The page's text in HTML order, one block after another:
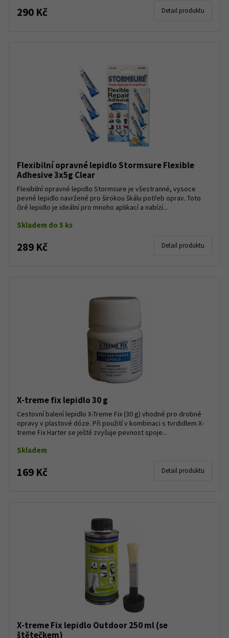
290 Kč Detail produktu
Flexibilní opravné lepidlo Stormsure Flexible
Adhesive 3x5g Clear
Flexibilní opravné lepidlo Stormsure je všestranné, vysoce
pevné lepidlo navržené pro širokou škálu potřeb oprav. Toto
čiré lepidlo je ideální pro mnoho aplikací a nabízí...
Skladem do 5 ks
289 Kč Detail produktu
X-treme fix lepidlo 30 g
Cestovní balení lepidlo X-Treme Fix (30 g) vhodné pro drobné
opravy v plastové dóze. Při použití v kombinaci s tvrdidlem X-
treme Fix Harter se ještě zvyšuje pevnost spoje...
Skladem
169 Kč Detail produktu
X-treme Fix lepidlo Outdoor 250 ml (se
štětečkem)